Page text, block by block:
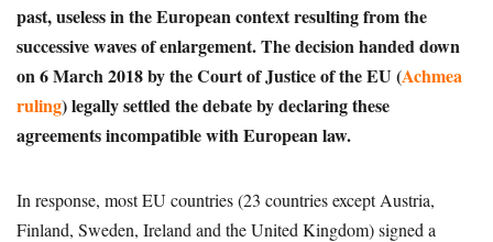
past, useless in the European context resulting from the
successive waves of enlargement. The decision handed down
on 6 March 2018 by the Court of Justice of the EU (Achmea
ruling) legally settled the debate by declaring these
agreements incompatible with European law.
In response, most EU countries (23 countries except Austria,
Finland, Sweden, Ireland and the United Kingdom) signed a